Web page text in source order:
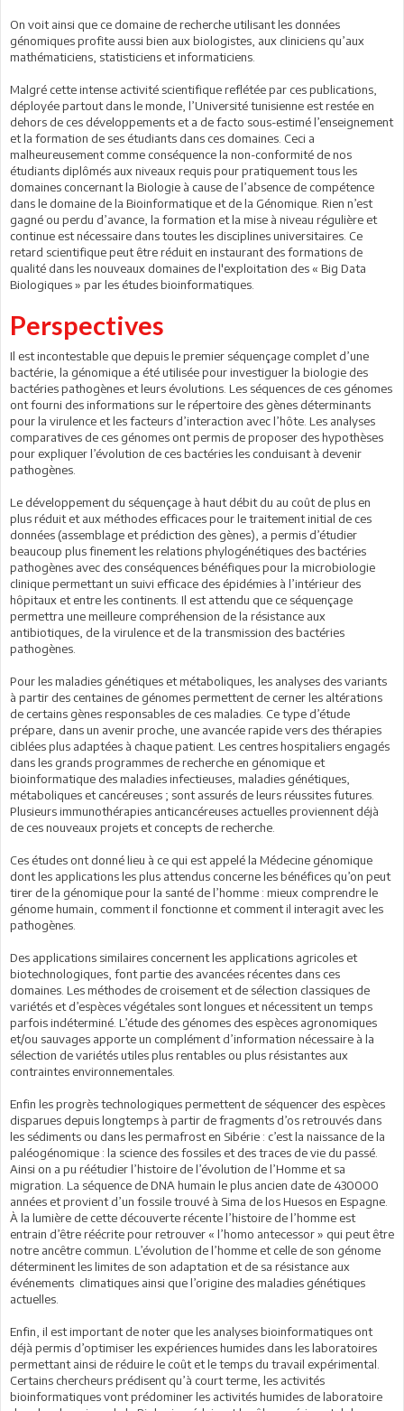
On voit ainsi que ce domaine de recherche utilisant les données
génomiques profite aussi bien aux biologistes, aux cliniciens qu’aux
mathématiciens, statisticiens et informaticiens.
Malgré cette intense activité scientifique reflétée par ces publications,
déployée partout dans le monde, l’Université tunisienne est restée en
dehors de ces développements et a de facto sous-estimé l’enseignement
et la formation de ses étudiants dans ces domaines. Ceci a
malheureusement comme conséquence la non-conformité de nos
étudiants diplômés aux niveaux requis pour pratiquement tous les
domaines concernant la Biologie à cause de l’absence de compétence
dans le domaine de la Bioinformatique et de la Génomique. Rien n’est
gagné ou perdu d’avance, la formation et la mise à niveau régulière et
continue est nécessaire dans toutes les disciplines universitaires. Ce
retard scientifique peut être réduit en instaurant des formations de
qualité dans les nouveaux domaines de l'exploitation des « Big Data
Biologiques » par les études bioinformatiques.
Perspectives
Il est incontestable que depuis le premier séquençage complet d’une
bactérie, la génomique a été utilisée pour investiguer la biologie des
bactéries pathogènes et leurs évolutions. Les séquences de ces génomes
ont fourni des informations sur le répertoire des gènes déterminants
pour la virulence et les facteurs d’interaction avec l’hôte. Les analyses
comparatives de ces génomes ont permis de proposer des hypothèses
pour expliquer l’évolution de ces bactéries les conduisant à devenir
pathogènes.
Le développement du séquençage à haut débit du au coût de plus en
plus réduit et aux méthodes efficaces pour le traitement initial de ces
données (assemblage et prédiction des gènes), a permis d’étudier
beaucoup plus finement les relations phylogénétiques des bactéries
pathogènes avec des conséquences bénéfiques pour la microbiologie
clinique permettant un suivi efficace des épidémies à l’intérieur des
hôpitaux et entre les continents. Il est attendu que ce séquençage
permettra une meilleure compréhension de la résistance aux
antibiotiques, de la virulence et de la transmission des bactéries
pathogènes.
Pour les maladies génétiques et métaboliques, les analyses des variants
à partir des centaines de génomes permettent de cerner les altérations
de certains gènes responsables de ces maladies. Ce type d’étude
prépare, dans un avenir proche, une avancée rapide vers des thérapies
ciblées plus adaptées à chaque patient. Les centres hospitaliers engagés
dans les grands programmes de recherche en génomique et
bioinformatique des maladies infectieuses, maladies génétiques,
métaboliques et cancéreuses ; sont assurés de leurs réussites futures.
Plusieurs immunothérapies anticancéreuses actuelles proviennent déjà
de ces nouveaux projets et concepts de recherche.
Ces études ont donné lieu à ce qui est appelé la Médecine génomique
dont les applications les plus attendus concerne les bénéfices qu’on peut
tirer de la génomique pour la santé de l’homme : mieux comprendre le
génome humain, comment il fonctionne et comment il interagit avec les
pathogènes.
Des applications similaires concernent les applications agricoles et
biotechnologiques, font partie des avancées récentes dans ces
domaines. Les méthodes de croisement et de sélection classiques de
variétés et d’espèces végétales sont longues et nécessitent un temps
parfois indéterminé. L’étude des génomes des espèces agronomiques
et/ou sauvages apporte un complément d’information nécessaire à la
sélection de variétés utiles plus rentables ou plus résistantes aux
contraintes environnementales.
Enfin les progrès technologiques permettent de séquencer des espèces
disparues depuis longtemps à partir de fragments d’os retrouvés dans
les sédiments ou dans les permafrost en Sibérie : c’est la naissance de la
paléogénomique : la science des fossiles et des traces de vie du passé.
Ainsi on a pu réétudier l’histoire de l’évolution de l’Homme et sa
migration. La séquence de DNA humain le plus ancien date de 430000
années et provient d’un fossile trouvé à Sima de los Huesos en Espagne.
À la lumière de cette découverte récente l’histoire de l’homme est
entrain d’être réécrite pour retrouver « l’homo antecessor » qui peut être
notre ancêtre commun. L’évolution de l’homme et celle de son génome
déterminent les limites de son adaptation et de sa résistance aux
événements climatiques ainsi que l’origine des maladies génétiques
actuelles.
Enfin, il est important de noter que les analyses bioinformatiques ont
déjà permis d’optimiser les expériences humides dans les laboratoires
permettant ainsi de réduire le coût et le temps du travail expérimental.
Certains chercheurs prédisent qu’à court terme, les activités
bioinformatiques vont prédominer les activités humides de laboratoire